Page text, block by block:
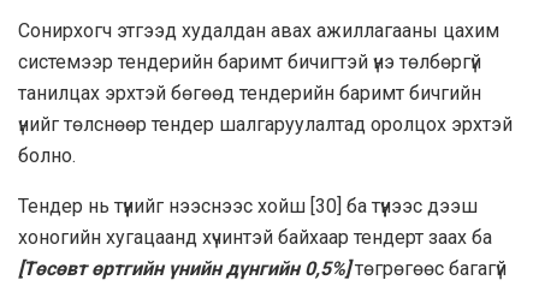
Сонирхогч этгээд худалдан авах ажиллагааны цахим
системээр тендерийн баримт бичигтэй үнэ төлбөргүй
танилцах эрхтэй бөгөөд тендерийн баримт бичгийн
үнийг төлснөөр тендер шалгаруулалтад оролцох эрхтэй
болно.
Тендер нь түүнийг нээснээс хойш [30] ба түүнээс дээш
хоногийн хугацаанд хүчинтэй байхаар тендерт заах ба
[Төсөвт өртгийн үнийн дүнгийн 0,5%]төгрөгөөс багагүй